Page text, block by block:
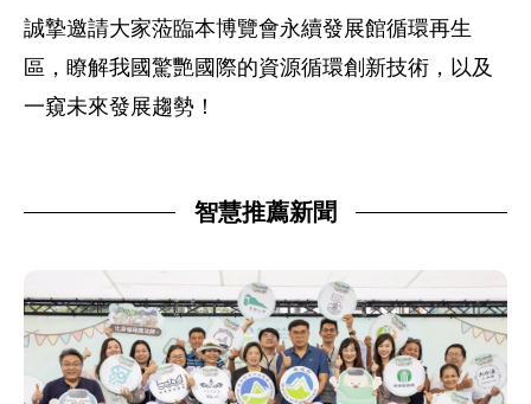
誠摯邀請大家蒞臨本博覽會永續發展館循環再生
區，瞭解我國驚艷國際的資源循環創新技術，以及
一窺未來發展趨勢！
智慧推薦新聞